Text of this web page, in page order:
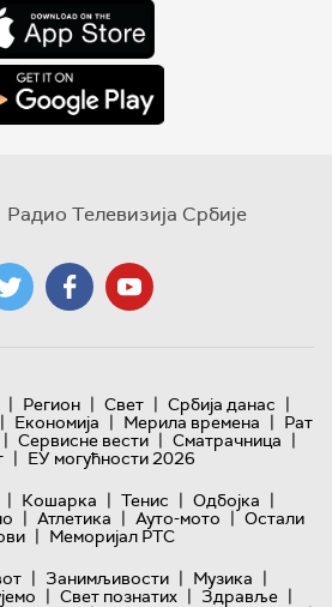
Радио Телевизија Србије
| Регион | Свет | Србија данас |
| Економија | Мерила времена | Рат
| Сервисне вести | Сматрачница |
| ЕУ могућности 2026
| Кошарка | Тенис | Одбојка |
| Атлетика | Ауто-мото | Остали
| Меморијал РТС
| Занимљивости | Музика |
| Свет познатих | Здравље |